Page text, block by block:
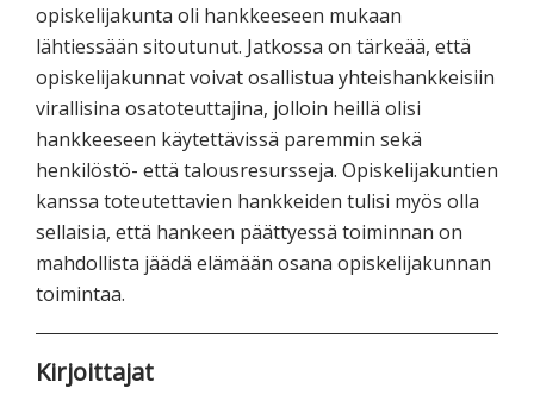
opiskelijakunta oli hankkeeseen mukaan
lähtiessään sitoutunut. Jatkossa on tärkeää, että
opiskelijakunnat voivat osallistua yhteishankkeisiin
virallisina osatoteuttajina, jolloin heillä olisi
hankkeeseen käytettävissä paremmin sekä
henkilöstö- että talousresursseja. Opiskelijakuntien
kanssa toteutettavien hankkeiden tulisi myös olla
sellaisia, että hankeen päättyessä toiminnan on
mahdollista jäädä elämään osana opiskelijakunnan
toimintaa.
Kirjoittajat